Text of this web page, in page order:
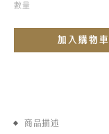
數量
加入購物車
商品描述